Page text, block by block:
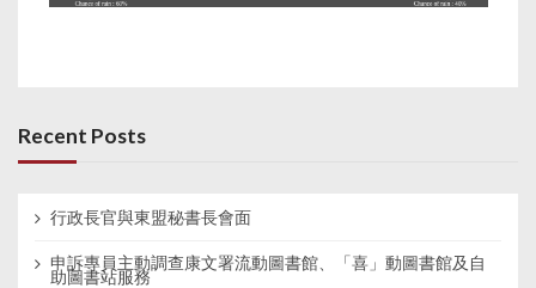
Recent Posts
行政長官與東盟秘書長會面
申訴專員主動調查康文署流動圖書館、「喜」動圖書館及自
助圖書站服務